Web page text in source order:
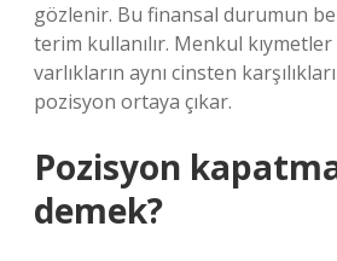
gözlenir. Bu finansal durumun
terim kullanılır. Menkul
varlıkların aynı cinsten
pozisyon ortaya çıkar.
Pozisyon
demek?